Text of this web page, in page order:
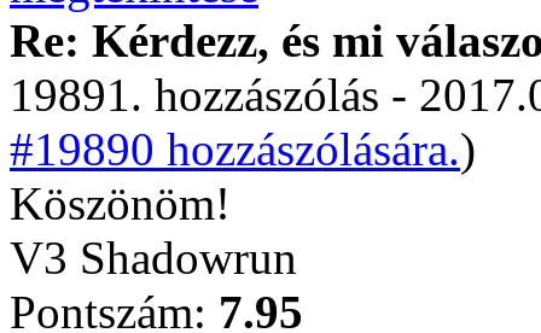
Re: Kérdezz, és mi
19891. hozzászólás -
#19890 hozzászólására.)
Köszönöm!
V3 Shadowrun
Pontszám: 7.95